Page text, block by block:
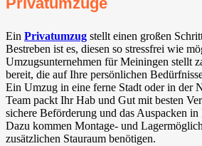
Ein Privatumzug stellt einen großen
Bestreben ist es, diesen so stressfrei wie
Umzugsunternehmen für Meiningen stellt
bereit, die auf Ihre persönlichen
Ein Umzug in eine ferne Stadt oder in der
Team packt Ihr Hab und Gut mit besten
sichere Beförderung und das Auspacken in
Dazu kommen Montage- und
zusätzlichen Stauraum benötigen.